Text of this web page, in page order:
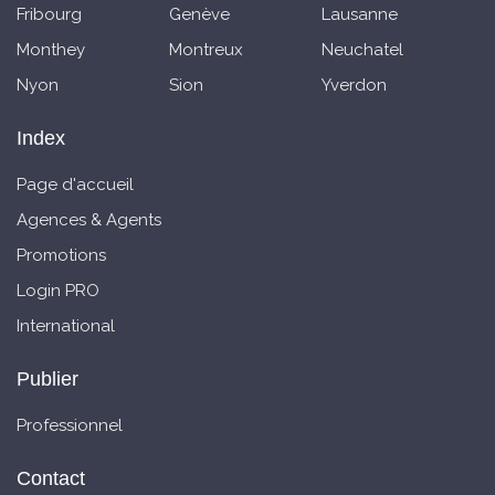
Fribourg Genève
Lausanne
Monthey
Montreux
Neuchatel
Nyon
Sion Yverdon
Index
Page d'accueil
Agences & Agents
Promotions
Login PRO
International
Publier
Professionnel
Contact